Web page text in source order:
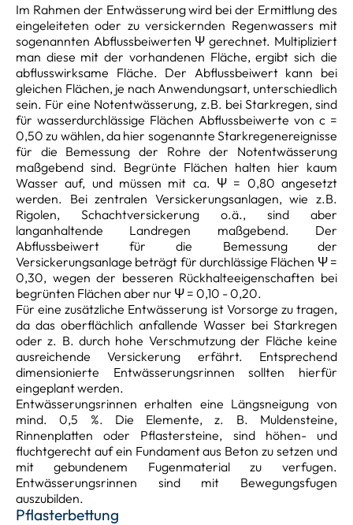
Im Rahmen der Entwässerung wird bei der Ermittlung des
eingeleiteten oder zu versickernden Regenwassers mit
sogenannten Abflussbeiwerten Ψ gerechnet. Multipliziert
man diese mit der vorhandenen Fläche, ergibt sich die
abflusswirksame Fläche. Der Abflussbeiwert kann bei
gleichen Flächen, je nach Anwendungsart, unterschiedlich
sein. Für eine Notentwässerung, z.B. bei Starkregen, sind
für wasserdurchlässige Flächen Abflussbeiwerte von c =
0,50 zu wählen, da hier sogenannte Starkregenereignisse
für die Bemessung der Rohre der Notentwässerung
maßgebend sind. Begrünte Flächen halten hier kaum
Wasser auf, und müssen mit ca. Ψ = 0,80 angesetzt
werden. Bei zentralen Versickerungsanlagen, wie z.B.
Rigolen, Schachtversickerung o.ä., sind aber
langanhaltende Landregen maßgebend. Der
Abflussbeiwert für die Bemessung der
Versickerungsanlage beträgt für durchlässige Flächen Ψ =
0,30, wegen der besseren Rückhalteeigenschaften bei
begrünten Flächen aber nur Ψ = 0,10 - 0,20.
Für eine zusätzliche Entwässerung ist Vorsorge zu tragen,
da das oberflächlich anfallende Wasser bei Starkregen
oder z. B. durch hohe Verschmutzung der Fläche keine
ausreichende Versickerung erfährt. Entsprechend
dimensionierte Entwässerungsrinnen sollten hierfür
eingeplant werden.
Entwässerungsrinnen erhalten eine Längsneigung von
mind. 0,5 %. Die Elemente, z. B. Muldensteine,
Rinnenplatten oder Pflastersteine, sind höhen- und
fluchtgerecht auf ein Fundament aus Beton zu setzen und
mit gebundenem Fugenmaterial zu verfugen.
Entwässerungsrinnen sind mit Bewegungsfugen
auszubilden.
Pflasterbettung